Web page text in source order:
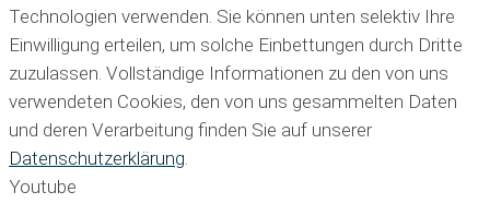
Technologien verwenden. Sie können unten selektiv Ihre
Einwilligung erteilen, um solche Einbettungen durch Dritte
zuzulassen. Vollständige Informationen zu den von uns
verwendeten Cookies, den von uns gesammelten Daten
und deren Verarbeitung finden Sie auf unserer
Datenschutzerklärung
Youtube